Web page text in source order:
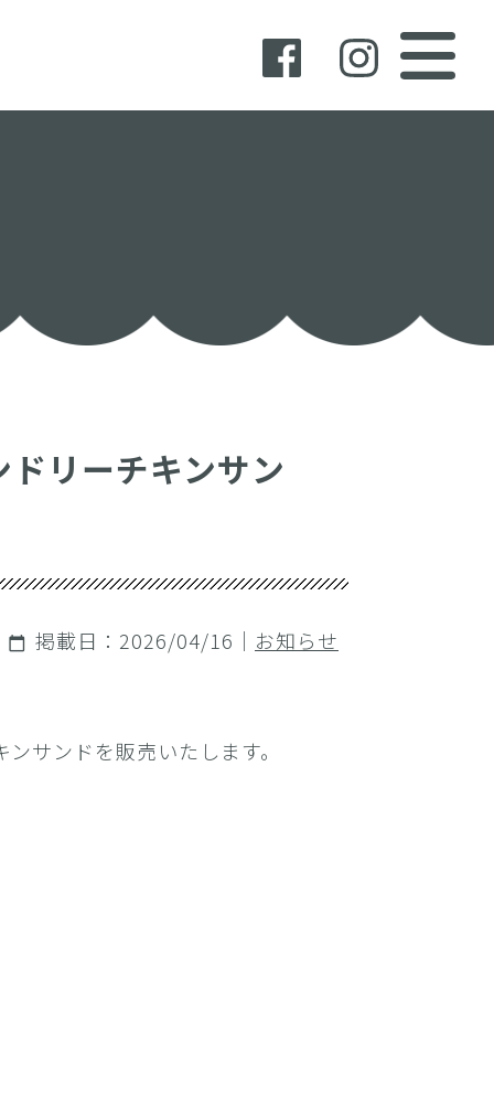
リーチキンサン
calendar_today 掲載日：2026/04/16｜ お知らせ
サンドを販売いたします。